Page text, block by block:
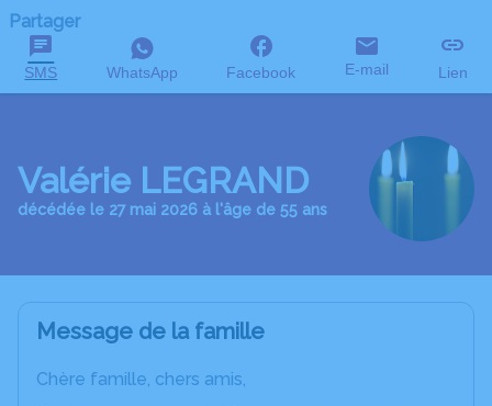
Partager
SMS WhatsApp Facebook E-mail Lien
Valérie LEGRAND
décédée le 27 mai 2026 à l'âge de 55 ans
Message de la famille
Chère famille, chers amis,